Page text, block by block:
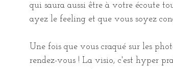
qui saura aussi être à votre écoute
ayez le feeling et que vous soyez
Une fois que vous craqué sur les
rendez-vous ! La visio, c'est hyper